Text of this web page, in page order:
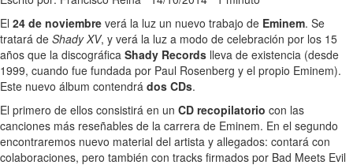
El 24 de noviembre verá la luz un nuevo trabajo de Eminem. Se
tratará de Shady XV, y verá la luz a modo de celebración por los 15
años que la discográfica Shady Records lleva de existencia (desde
1999, cuando fue fundada por Paul Rosenberg y el propio Eminem).
Este nuevo álbum contendrá dos CDs.
El primero de ellos consistirá en un CD recopilatorio con las
canciones más reseñables de la carrera de Eminem. En el segundo
encontraremos nuevo material del artista y allegados: contará con
colaboraciones, pero también con tracks firmados por Bad Meets Evil